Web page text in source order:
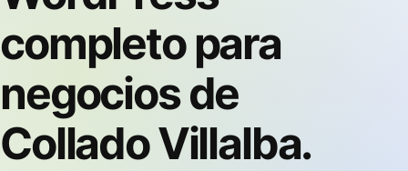
completo para
negocios de
Collado Villalba.